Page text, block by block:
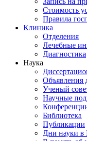
Стоимость
Правила
Клиника
Отделения
Лечебные
Диагностика
Наука
Объявления
Ученый
Научные
Библиотека
Публикации
Дни науки